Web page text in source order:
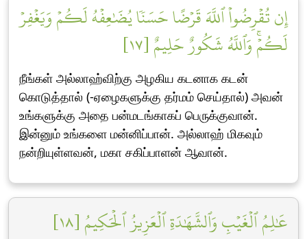
إِن تُقۡرِضُواْ ٱللَّهَ قَرۡضًا حَسَنٗا يُضَٰعِفۡهُ لَكُمۡ وَيَغۡفِرۡ
لَكُمۡۚ وَٱللَّهُ شَكُورٌ حَلِيمٌ [١٧]
நீங்கள் அல்லாஹ்விற்கு அழகிய கடனாக கடன்
கொடுத்தால் (-ஏழைகளுக்கு தர்மம் செய்தால்) அவன்
உங்களுக்கு அதை பன்மடங்காகப் பெருக்குவான்.
இன்னும் உங்களை மன்னிப்பான். அல்லாஹ் மிகவும்
நன்றியுள்ளவன், மகா சகிப்பாளன் ஆவான்.
عَٰلِمُ ٱلۡغَيۡبِ وَٱلشَّهَٰدَةِ ٱلۡعَزِيزُ ٱلۡحَكِيمُ [١٨]